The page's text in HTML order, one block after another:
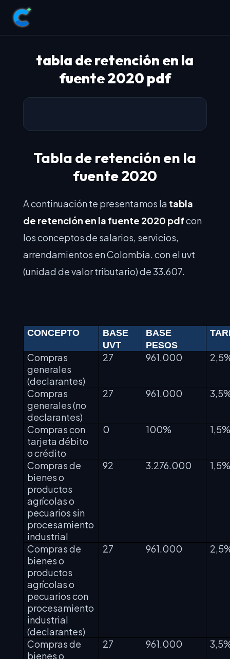
tabla de retención en la
fuente 2020 pdf
Tabla de retención en la
fuente 2020
A continuación te presentamos la tabla
de retención en la fuente 2020 pdfcon
los conceptos de salarios, servicios,
arrendamientos en Colombia. con el uvt
(unidad de valor tributario) de 33.607.
CONCEPTO
BASE
UVT
BASE
PESOS
Compras
generales
(declarantes)
27 961.000
Compras
generales (no
declarantes)
27 961.000
Compras con
tarjeta débito
o crédito
0 100% 1,5%
Compras de
bienes o
productos
agrícolas o
pecuarios sin
procesamiento
industrial
92 3.276.000 1,5%
Compras de
bienes o
productos
agrícolas o
pecuarios con
procesamiento
industrial
(declarantes)
27 961.000
Compras de
bienes o
27 961.000